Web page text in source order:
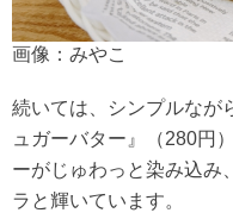
画像：みやこ
続いては、シンプルなが
ュガーバター』（280円
ーがじゅわっと染み込み
ラと輝いています。